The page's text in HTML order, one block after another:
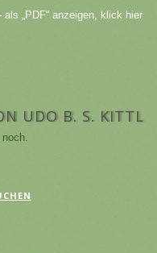
„PDF“ anzeigen, klick hier
UDO B. S. KITTL